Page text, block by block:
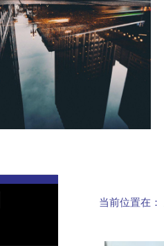
当前位置在：